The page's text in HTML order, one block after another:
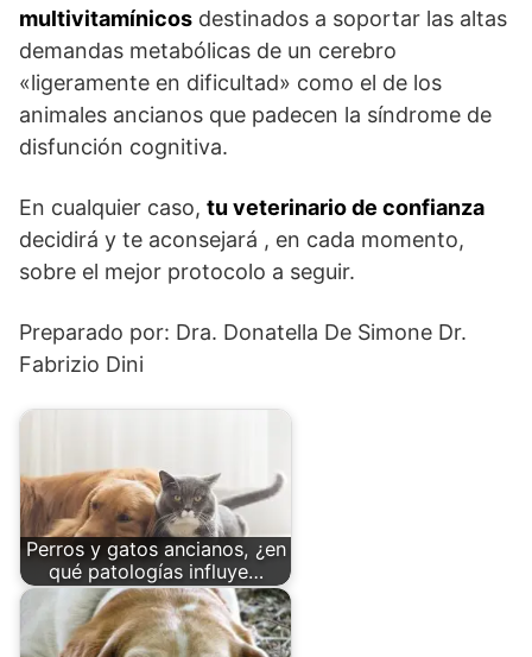
multivitamínicos destinados a soportar las altas
demandas metabólicas de un cerebro
«ligeramente en dificultad» como el de los
animales ancianos que padecen la síndrome de
disfunción cognitiva.
En cualquier caso, tu veterinario de confianza
decidirá y te aconsejará , en cada momento,
sobre el mejor protocolo a seguir.
Preparado por: Dra. Donatella De Simone Dr.
Fabrizio Dini
Perros y gatos ancianos, ¿en
qué patologías influye…